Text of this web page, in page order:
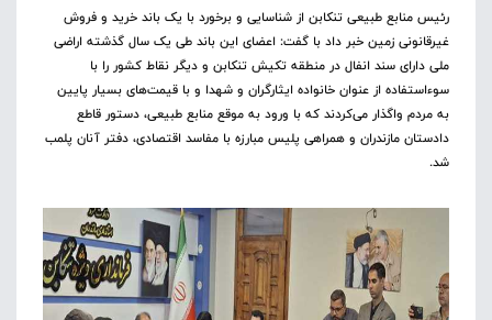
رئیس منابع طبیعی تنکابن از شناسایی و برخورد با یک باند خرید و فروش
غیرقانونی زمین خبر داد با گفت: اعضای این باند طی یک سال گذشته اراضی
ملی دارای سند انفال در منطقه تکیش تنکابن و دیگر نقاط کشور را با
سوءاستفاده از عنوان خانواده ایثارگران و شهدا و با قیمت‌های بسیار پایین
به مردم واگذار می‌کردند که با ورود به موقع منابع طبیعی، دستور قاطع
دادستان مازندران و همراهی پلیس مبارزه با مفاسد اقتصادی، دفتر آنان پلمب
شد.